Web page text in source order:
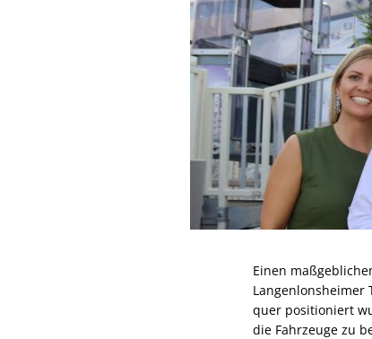
Einen
Langenlonsheimer
quer positioniert
die Fahrzeuge zu